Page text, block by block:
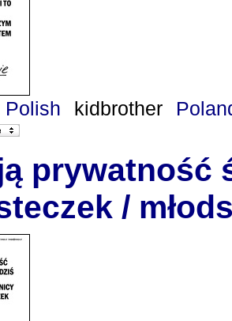
Polish kidbrother
prywatność
/